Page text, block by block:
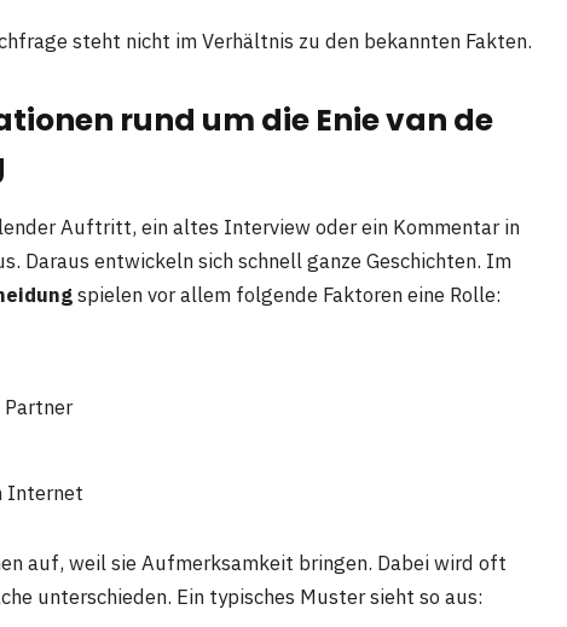
steht nicht im Verhältnis zu den bekannten Fakten.
rund um die Enie van de
Auftritt, ein altes Interview oder ein Kommentar in
Daraus entwickeln sich schnell ganze Geschichten. Im
spielen vor allem folgende Faktoren eine Rolle:
Internet
auf, weil sie Aufmerksamkeit bringen. Dabei wird oft
unterschieden. Ein typisches Muster sieht so aus: